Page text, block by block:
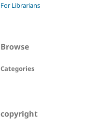
For Librarians
Browse
Categories
copyright